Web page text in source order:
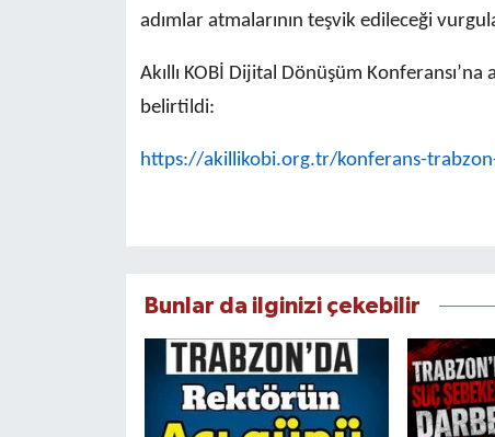
adımlar atmalarının teşvik edileceği
Akıllı KOBİ Dijital Dönüşüm
belirtildi:
https://akillikobi.org.tr/konferans-
Bunlar da ilginizi çekebilir